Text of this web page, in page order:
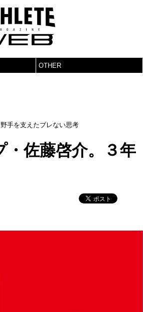
OTHER
手を支えたブレない思考
・佐藤啓介。３年